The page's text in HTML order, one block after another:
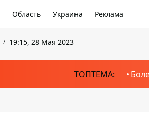
Область Украина Реклама
19:15, 28 Мая 2023
ТОПТЕМА: